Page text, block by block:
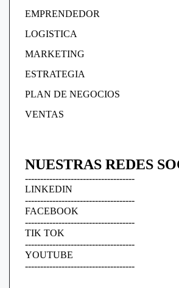
EMPRENDEDOR
LOGISTICA
MARKETING
ESTRATEGIA
PLAN DE NEGOCIOS
VENTAS
NUESTRAS REDES
------------------------------------
LINKEDIN
------------------------------------
FACEBOOK
------------------------------------
TIK TOK
------------------------------------
YOUTUBE
------------------------------------